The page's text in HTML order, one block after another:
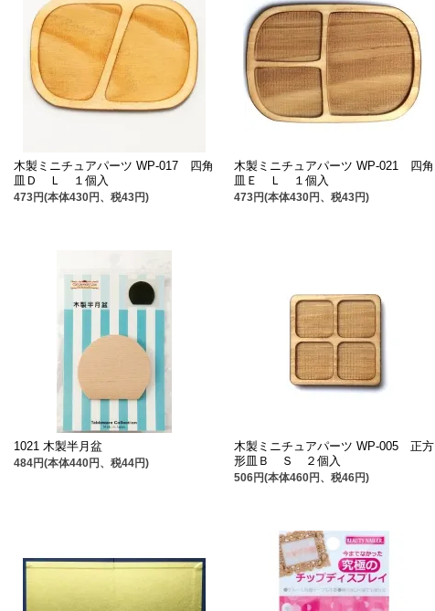
木製ミニチュアパーツ WP-017 四角
皿Ｄ Ｌ １個入
473円(本体430円、税43円)
木製ミニチュアパーツ WP-021 四角
皿Ｅ Ｌ １個入
473円(本体430円、税43円)
1021 木製半月盆
484円(本体440円、税44円)
木製ミニチュアパーツ WP-005 正方
形皿Ｂ Ｓ ２個入
506円(本体460円、税46円)